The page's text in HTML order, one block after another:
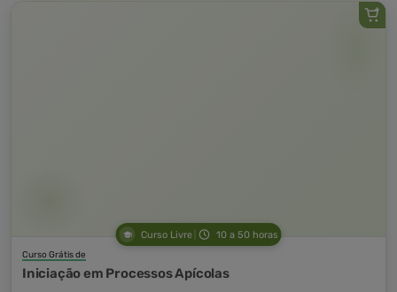
Curso Livre 10 a 50 horas
Curso Grátis de
Iniciação em Processos Apícolas